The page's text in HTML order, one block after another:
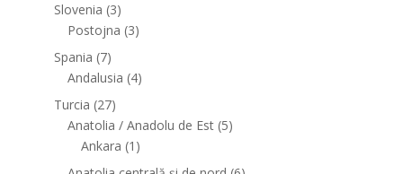
Slovenia (3)
Postojna (3)
Spania (7)
Andalusia (4)
Turcia (27)
Anatolia / Anadolu de Est(5)
Ankara (1)